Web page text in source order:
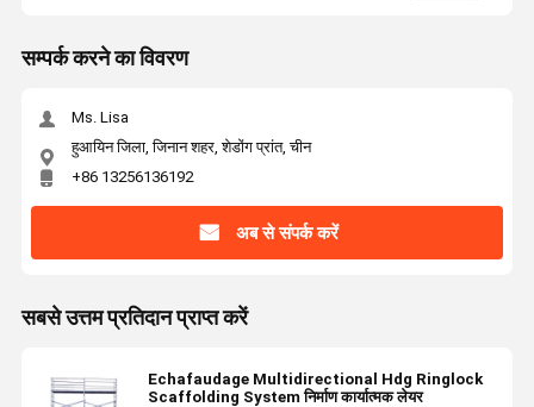
सम्पर्क करने का विवरण
Ms. Lisa
हुआयिन जिला, जिनान शहर, शेडोंग प्रांत, चीन
+86 13256136192
अब से संपर्क करें
सबसे उत्तम प्रतिदान प्राप्त करें
Echafaudage Multidirectional Hdg Ringlock
Scaffolding System निर्माण कार्यात्मक लेयर